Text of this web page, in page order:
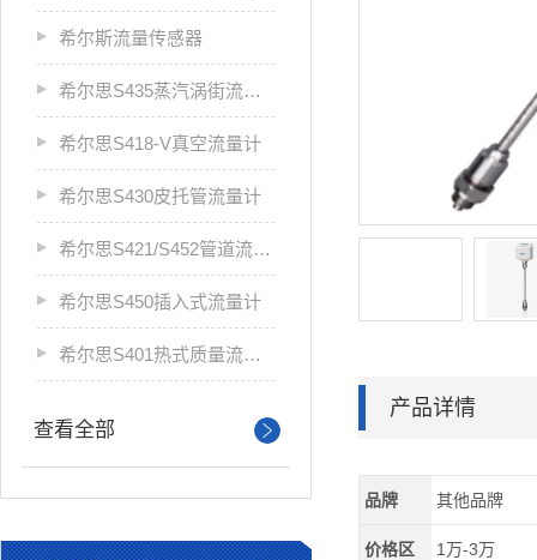
希尔斯流量传感器
希尔思S435蒸汽涡街流量计
希尔思S418-V真空流量计
希尔思S430皮托管流量计
希尔思S421/S452管道流量计
希尔思S450插入式流量计
希尔思S401热式质量流量计
查看全部
产品详情
品牌 其他品牌
价格区
1万-3万